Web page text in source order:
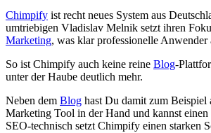
Chimpify ist recht neues System aus
umtriebigen Vladislav Melnik setzt ihren
Marketing, was klar professionelle Anwender
So ist Chimpify auch keine reine Blog-
unter der Haube deutlich mehr.
Neben dem Blog hast Du damit zum Beispiel
Marketing Tool in der Hand und kannst einen
SEO-technisch setzt Chimpify einen starken